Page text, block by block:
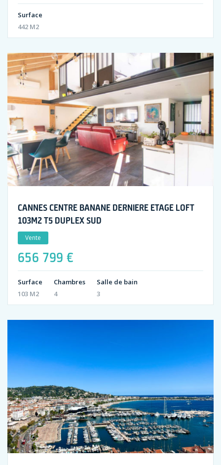
Surface
442 M2
CANNES CENTRE BANANE DERNIERE ETAGE LOFT
103M2 T5 DUPLEX SUD
Vente
656 799 €
Surface
103 M2
Chambres
4
Salle de bain
3